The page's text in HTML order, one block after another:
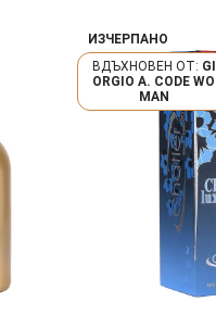
ИЗЧЕРПАНО
GI
ORGIO A. CODE WO
MAN